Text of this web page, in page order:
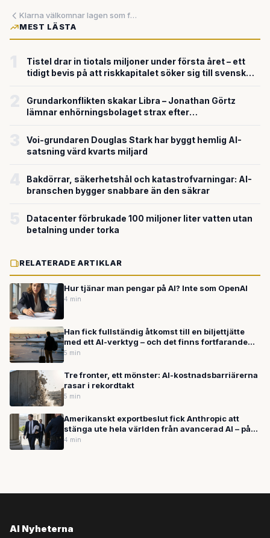
Klarna välkomnar lagen som förbjuder provisionsstyrning mot dyra krediter – trots att modellen var en del av bolagets tidiga tillväxt
MEST LÄSTA
Tistel drar in tiotals miljoner under första året – ett
tidigt bevis på att riskkapitalet söker sig till svensk
Grundarkonflikten skakar Libra – Jonathan Görtz
lämnar enhörningsbolaget strax efter
Voi-grundaren Douglas Stark har byggt hemlig AI-
satsning värd kvarts miljard
Bakdörrar, säkerhetshål och katastrofvarningar: AI-
branschen bygger snabbare än den säkrar
Datacenter förbrukade 100 miljoner liter vatten utan
betalning under torka
RELATERADE ARTIKLAR
Hur tjänar man pengar på AI? Inte som OpenAI
4 min
Han fick fullständig åtkomst till en biljettjätte
med ett AI-verktyg – och det finns fortfarande
inga regler för det
5 min
Tre fronter, ett mönster: AI-kostnadsbarriärerna
rasar i rekordtakt
5 min
Amerikanskt exportbeslut fick Anthropic att
stänga ute hela världen från avancerad AI – på
tre veckor
4 min
AI Nyheterna